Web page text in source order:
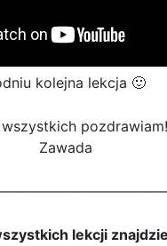
kolejna lekcja 🙂
wszystkich
Zawada
lekcji